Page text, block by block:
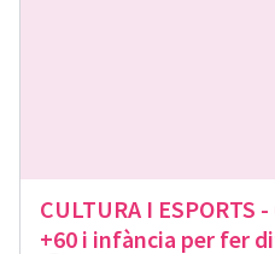
CULTURA I ESPORTS
+60 i infància per fer